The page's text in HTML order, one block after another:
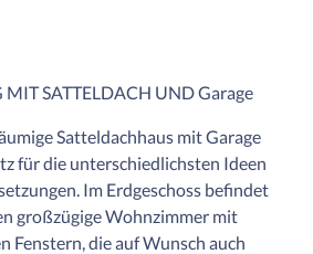
MIT SATTELDACH UND Garage
Satteldachhaus mit Garage
für die unterschiedlichsten Ideen
Im Erdgeschoss befindet
großzügige Wohnzimmer mit
Fenstern, die auf Wunsch auch